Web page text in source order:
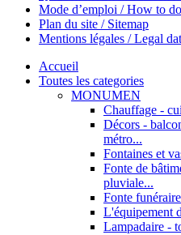
Mode d’emploi / How to do
Plan du site / Sitemap
Mentions légales / Legal
Accueil
Toutes les categories
MONUMEN
Chauffage -
Décors -
métro...
Fontaines et
Fonte de
pluviale...
Fonte funéraire
L'équipement
Lampadaire -